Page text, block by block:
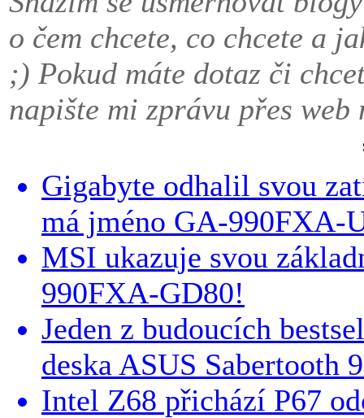
o čem chcete, co chcete a
;) Pokud máte dotaz či
napište mi zprávu přes web
Gigabyte odhalil svou
má jméno GA-990FXA-
MSI ukazuje svou
990FXA-GD80!
Jeden z budoucích
deska ASUS Sabertooth
Intel Z68 přichází P67